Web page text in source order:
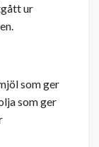
ur
som ger
som ger